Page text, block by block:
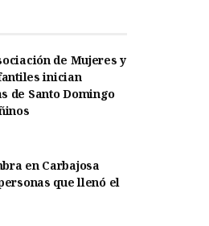
de Mujeres y
inician
de Santo Domingo
en Carbajosa
que llenó el